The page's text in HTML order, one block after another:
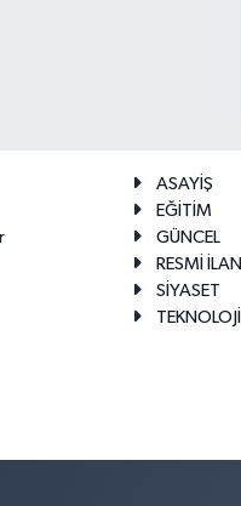
ASAYİŞ
EĞİTİM
GÜNCEL
RESMİ İLAN
SİYASET
TEKNOLOJİ